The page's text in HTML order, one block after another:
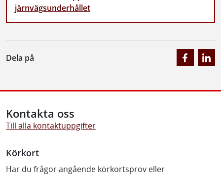
järnvägsunderhållet
Dela på
Kontakta oss
Till alla kontaktuppgifter
Körkort
Har du frågor angående körkortsprov eller